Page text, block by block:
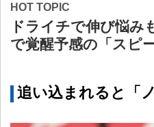
HOT TOPIC
ドライチで伸び悩
で覚醒予感の「スピ
追い込まれると「